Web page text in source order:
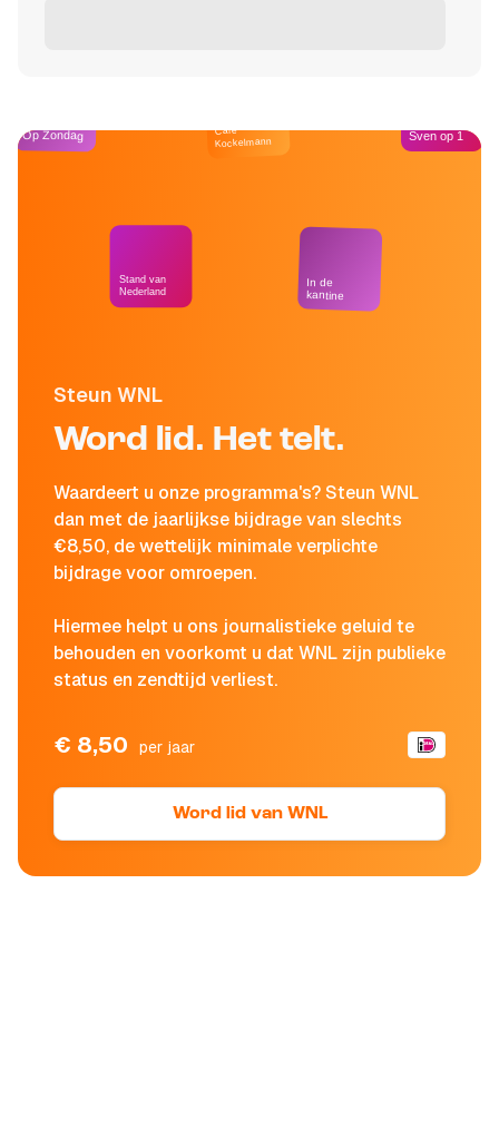
Steun WNL
Word lid. Het telt.
Waardeert u onze programma's? Steun WNL
dan met de jaarlijkse bijdrage van slechts
€8,50, de wettelijk minimale verplichte
bijdrage voor omroepen.
Hiermee helpt u ons journalistieke geluid te
behouden en voorkomt u dat WNL zijn publieke
status en zendtijd verliest.
€ 8,50 per jaar
Word lid van WNL
Op Zondag
Stand van
Nederland
Café
Kockelmann
In de
kantine
Sven op 1